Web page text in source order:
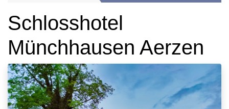
Schlosshotel
Münchhausen Aerzen